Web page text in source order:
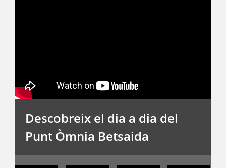
Descobreix el dia a dia del
Punt Òmnia Betsaida